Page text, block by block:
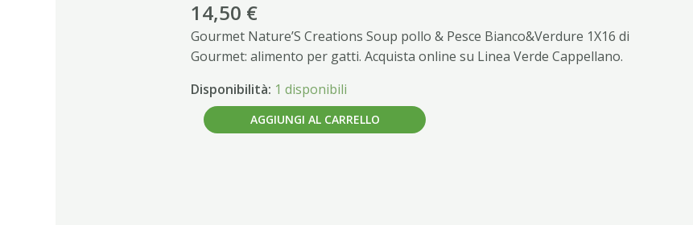
14,50 €
Gourmet Nature’S Creations Soup pollo & Pesce Bianco&Verdure 1X16 di
Gourmet: alimento per gatti. Acquista online su Linea Verde Cappellano.
Disponibilità: 1 disponibili
Pesce
bianco&Verdure
1X16
quantità
AGGIUNGI AL CARRELLO